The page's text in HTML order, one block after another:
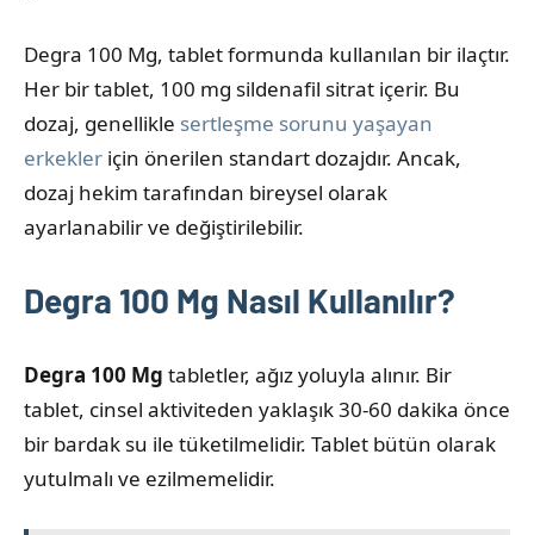
Degra 100 Mg, tablet formunda kullanılan bir ilaçtır.
Her bir tablet, 100 mg sildenafil sitrat içerir. Bu
dozaj, genellikle sertleşme sorunu yaşayan
erkekler için önerilen standart dozajdır. Ancak,
dozaj hekim tarafından bireysel olarak
ayarlanabilir ve değiştirilebilir.
Degra 100 Mg Nasıl Kullanılır?
Degra 100 Mg tabletler, ağız yoluyla alınır. Bir
tablet, cinsel aktiviteden yaklaşık 30-60 dakika önce
bir bardak su ile tüketilmelidir. Tablet bütün olarak
yutulmalı ve ezilmemelidir.